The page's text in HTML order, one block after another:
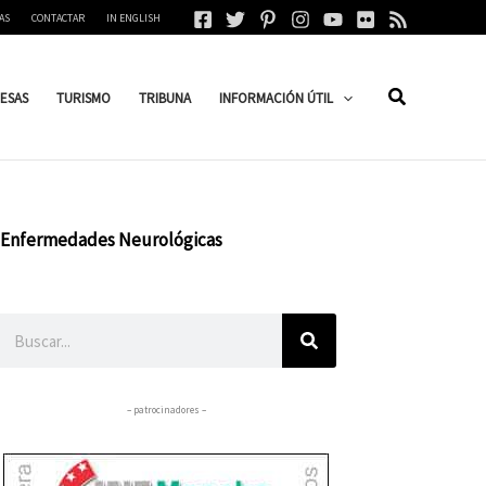
CONTACTAR IN ENGLISH
TURISMO TRIBUNA INFORMACIÓN ÚTIL
Neurológicas
– patrocinadores –